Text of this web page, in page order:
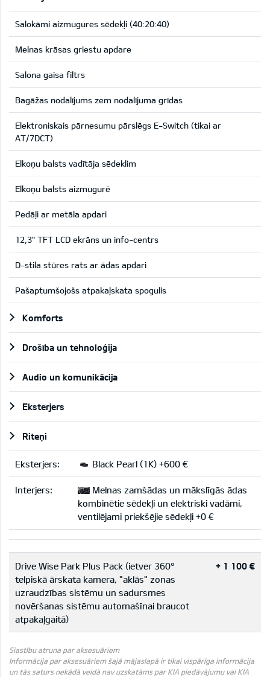
Salokāmi aizmugures sēdekļi (40:20:40)
Melnas krāsas griestu apdare
Salona gaisa filtrs
Bagāžas nodalījums zem nodalījuma grīdas
Elektroniskais pārnesumu pārslēgs E-Switch (tikai ar
AT/7DCT)
Elkoņu balsts vadītāja sēdeklim
Elkoņu balsts aizmugurē
Pedāļi ar metāla apdari
12,3" TFT LCD ekrāns un info-centrs
D-stila stūres rats ar ādas apdari
Pašaptumšojošs atpakaļskata spogulis
Komforts
Drošība un tehnoloģija
Audio un komunikācija
Eksterjers
Riteņi
Eksterjers: Black Pearl (1K) +600 €
Interjers:
Melnas zamšādas un mākslīgās ādas
kombinētie sēdekļi un elektriski vadāmi,
ventilējami priekšējie sēdekļi +0 €
Drive Wise Park Plus Pack (ietver 360°
telpiskā ārskata kamera, "aklās" zonas
uzraudzības sistēmu un sadursmes
novēršanas sistēmu automašīnai braucot
atpakaļgaitā)
+ 1 100 €
Siastību atruna par aksesuāriem
Informācija par aksesuāriem šajā mājaslapā ir tikai vispārīga informācija
un tās saturs nekādā veidā nav uzskatāms par KIA piedāvājumu vai KIA